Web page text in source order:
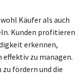
Käufer als auch
Kunden profitieren
erkennen,
zu managen.
fördern und die